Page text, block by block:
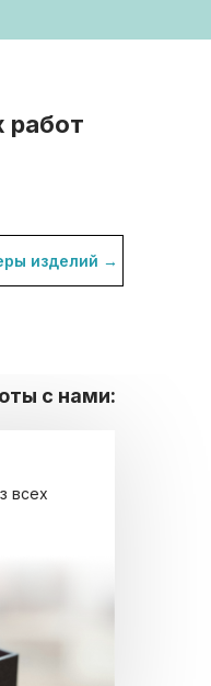
работ
изделий →
всех
с нами: